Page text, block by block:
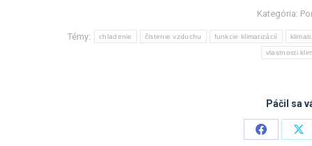
Kategória:
Témy: chladenie čistenie vzduchu funkcie klimatizácií
vlastnosti
Páčil sa
Share